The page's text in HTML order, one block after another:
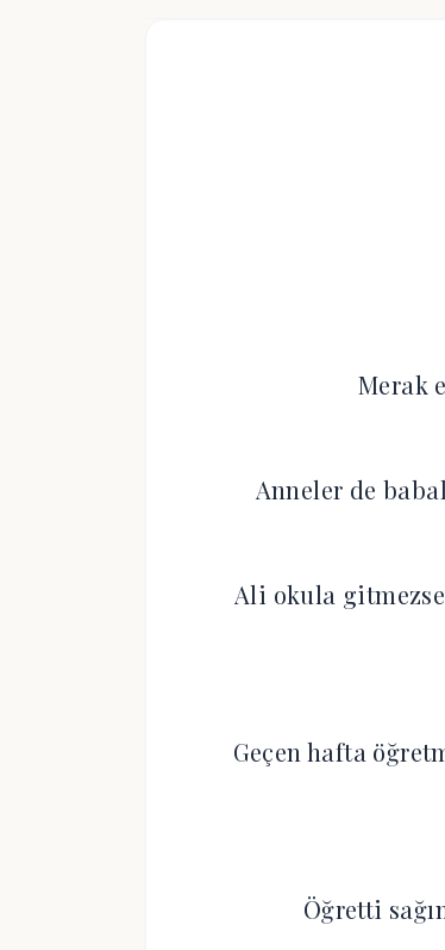
Merak
Anneler de
Ali okula
Geçen hafta
Öğretti